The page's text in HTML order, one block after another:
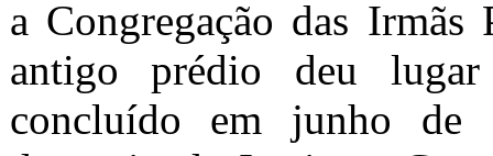
a Congregação das Irmãs
antigo prédio deu
concluído em junho